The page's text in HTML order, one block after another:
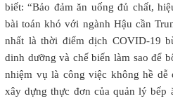
biết: “Bảo đảm ăn uống đủ chất,
bài toán khó với ngành Hậu cần
nhất là thời điểm dịch COVID-19
dinh dưỡng và chế biến làm sao để
nhiệm vụ là công việc không hề dễ
xây dựng thực đơn của quản lý bếp